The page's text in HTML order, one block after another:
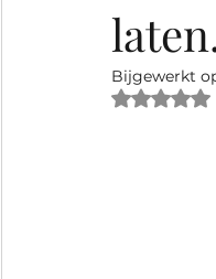
Bijgewerkt